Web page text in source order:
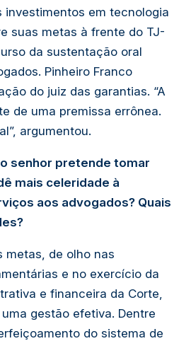
investimentos em tecnologia
suas metas à frente do TJ-
da sustentação oral
Pinheiro Franco
do juiz das garantias. “A
de uma premissa errônea.
argumentou.
senhor pretende tomar
mais celeridade à
aos advogados? Quais
metas, de olho nas
e no exercício da
e financeira da Corte,
gestão efetiva. Dentre
do sistema de